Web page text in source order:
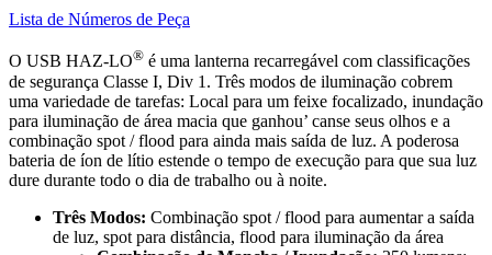
Lista de Números de Peça
O USB HAZ-LO® é uma lanterna recarregável com classificações
de segurança Classe I, Div 1. Três modos de iluminação cobrem
uma variedade de tarefas: Local para um feixe focalizado, inundação
para iluminação de área macia que ganhou’ canse seus olhos e a
combinação spot / flood para ainda mais saída de luz. A poderosa
bateria de íon de lítio estende o tempo de execução para que sua luz
dure durante todo o dia de trabalho ou à noite.
Três Modos: Combinação spot / flood para aumentar a saída
de luz, spot para distância, flood para iluminação da área